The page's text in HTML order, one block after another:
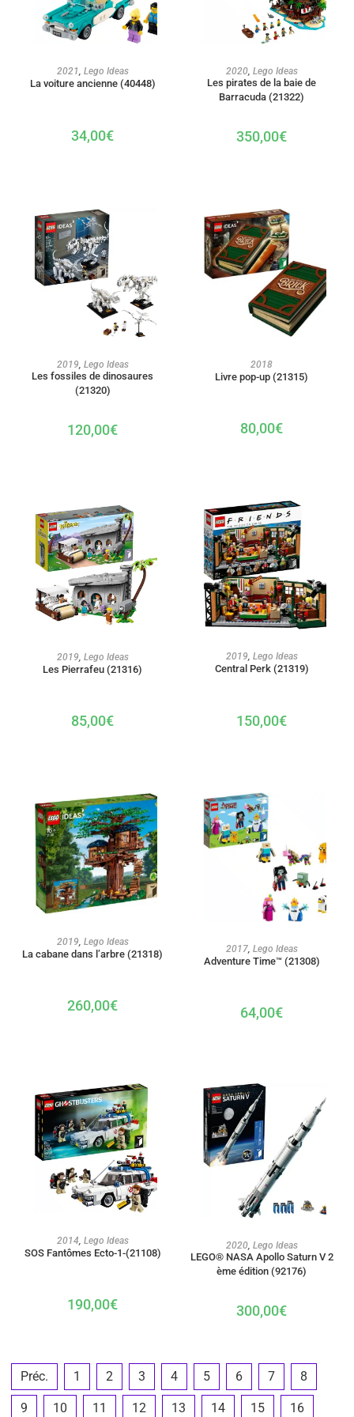
AJOUTER AU PANIER
2021, Lego Ideas
La voiture ancienne (40448)
34,00€
AJOUTER AU PANIER
2020, Lego Ideas
Les pirates de la baie de
Barracuda (21322)
350,00€
AJOUTER AU PANIER
2019 Lego Ideas
Les fossiles de dinosaures
(21320)
120,00€
AJOUTER AU PANIER
2018
Livre pop-up (21315)
80,00€
AJOUTER AU PANIER
2019, Lego Ideas
Les Pierrafeu (21316)
85,00€
AJOUTER AU PANIER
2019, Lego Ideas
Central Perk (21319)
150,00€
AJOUTER AU PANIER
2019, Lego Ideas
La cabane dans l’arbre (21318)
260,00€
AJOUTER AU PANIER
2017, Lego Ideas
Adventure Time™ (21308)
64,00€
2014 Lego Ideas
SOS Fantômes Ecto-1-(21108)
190,00€
AJOUTER AU PANIER
2020, Lego Ideas
LEGO® NASA Apollo Saturn V 2
ème édition (92176)
300,00€
Préc. 1 2 3 4 5 6 7 8
9 10 11 12 13 14 15 16